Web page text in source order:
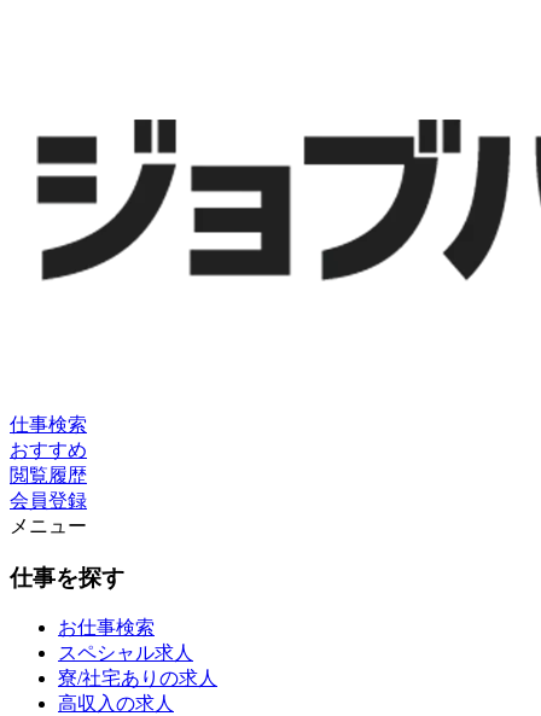
仕事検索
おすすめ
閲覧履歴
会員登録
メニュー
仕事を探す
お仕事検索
スペシャル求人
寮/社宅ありの求人
高収入の求人